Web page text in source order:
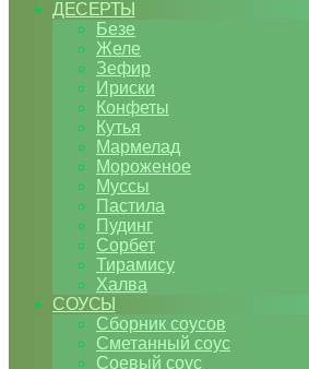
ДЕСЕРТЫ
Безе
Желе
Зефир
Ириски
Конфеты
Кутья
Мармелад
Мороженое
Муссы
Пастила
Пудинг
Сорбет
Тирамису
Халва
СОУСЫ
Сборник соусов
Сметанный соус
Соевый соус